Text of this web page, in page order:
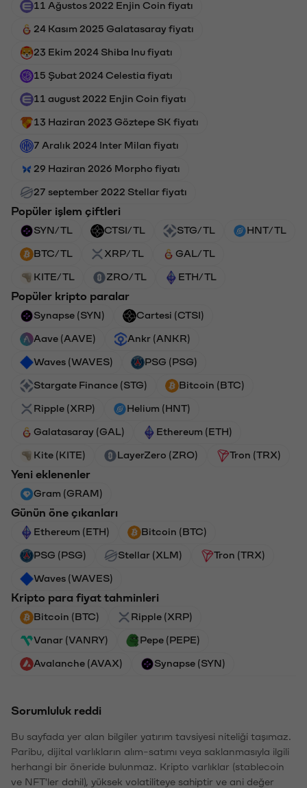
11 Ağustos 2022 Enjin Coin fiyatı
24 Kasım 2025 Galatasaray fiyatı
23 Ekim 2024 Shiba Inu fiyatı
15 Şubat 2024 Celestia fiyatı
11 august 2022 Enjin Coin fiyatı
13 Haziran 2023 Göztepe SK fiyatı
7 Aralık 2024 Inter Milan fiyatı
29 Haziran 2026 Morpho fiyatı
27 september 2022 Stellar fiyatı
Popüler işlem çiftleri
SYN/TL CTSI/TL STG/TL HNT/TL
BTC/TL XRP/TL GAL/TL
KITE/TL ZRO/TL ETH/TL
Popüler kripto paralar
Synapse (SYN) Cartesi (CTSI)
Aave (AAVE) Ankr (ANKR)
Waves (WAVES) PSG (PSG)
Stargate Finance (STG) Bitcoin (BTC)
Ripple (XRP) Helium (HNT)
Galatasaray (GAL) Ethereum (ETH)
Kite (KITE) LayerZero (ZRO) Tron (TRX)
Yeni eklenenler
Gram (GRAM)
Günün öne çıkanları
Ethereum (ETH) Bitcoin (BTC)
PSG (PSG) Stellar (XLM) Tron (TRX)
Waves (WAVES)
Kripto para fiyat tahminleri
Bitcoin (BTC) Ripple (XRP)
Vanar (VANRY) Pepe (PEPE)
Avalanche (AVAX) Synapse (SYN)
Sorumluluk reddi
Bu sayfada yer alan bilgiler yatırım tavsiyesi niteliği taşımaz.
Paribu, dijital varlıkların alım-satımı veya saklanmasıyla ilgili
herhangi bir öneride bulunmaz. Kripto varlıklar (stablecoin
ve NFT'ler dahil), yüksek volatiliteye sahiptir ve ani değer